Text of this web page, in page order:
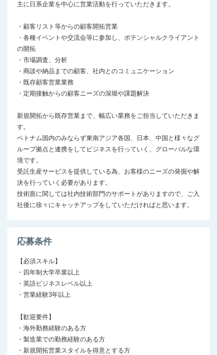
主に日系企業を中心に営業活動を行っていただきます。
・顧客リスト等からの顧客開拓営業
・各種イベントや交流会等に参加し、ポテンシャルクライアント
の開拓
・市場調査、分析
・商談や納品までの顧客、社内とのコミュニケーション
・既存顧客営業業務
・定期接触からの顧客ニーズの深堀や課題解決
新規開拓から既存営業まで、幅広い業務をご担当していただきま
す。
ベトナム国内のみならず東南アジア各国、日本、中国と様々なグ
ループ拠点と連携をしてビジネスを行っていく、グローバルな環
境です。
受託生産サービスを提供している為、お客様のニーズの発掘や解
決を行っていく必要があります。
技術面に関しては社内技術部門のサポートがありますので、ご入
社後に徐々にキャッチアップをしていただければと思います。
応募条件
【必須スキル】
・四年制大学卒業以上
・英語ビジネスレベル以上
・営業経験3年以上
【歓迎要件】
・海外勤務経験のある方
・製造業での勤務経験のある方
・新規開拓営業スタイルを得意とする方